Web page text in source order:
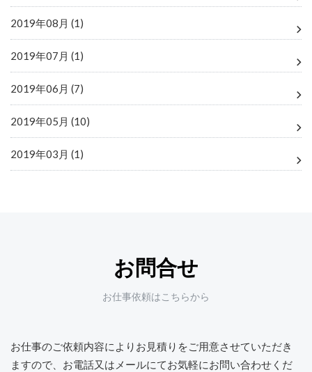
2019年08月 (1)
2019年07月 (1)
2019年06月 (7)
2019年05月 (10)
2019年03月 (1)
お問合せ
お仕事依頼はこちらから
お仕事のご依頼内容によりお見積りをご用意させていただき
ますので、 お電話又はメールにてお気軽にお問い合わせくだ